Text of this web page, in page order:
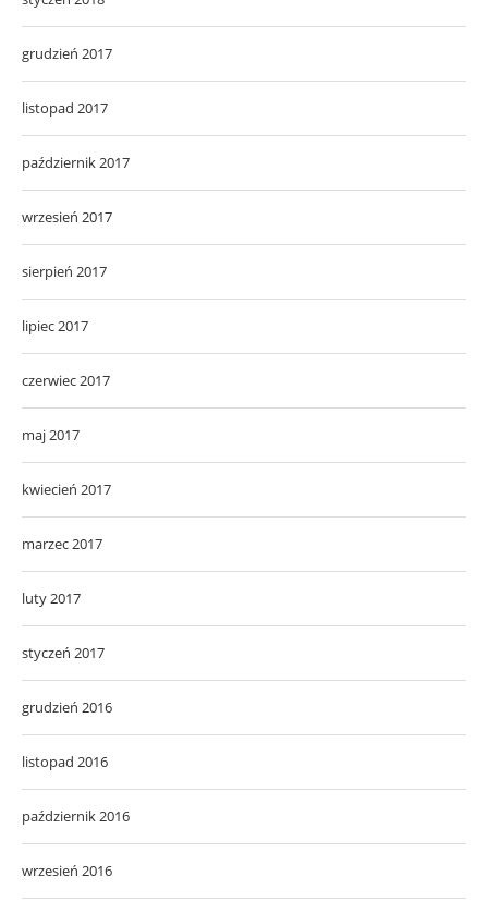
grudzień 2017
listopad 2017
październik 2017
wrzesień 2017
sierpień 2017
lipiec 2017
czerwiec 2017
maj 2017
kwiecień 2017
marzec 2017
luty 2017
styczeń 2017
grudzień 2016
listopad 2016
październik 2016
wrzesień 2016